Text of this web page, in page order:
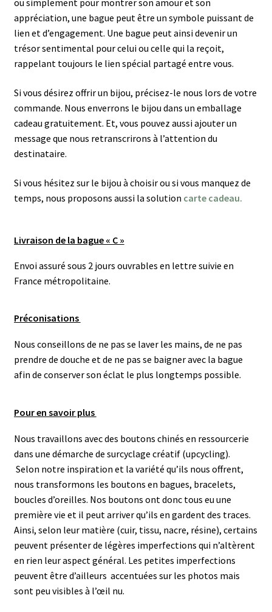
ou simplement pour montrer son amour et son
appréciation, une bague peut être un symbole puissant de
lien et d’engagement. Une bague peut ainsi devenir un
trésor sentimental pour celui ou celle qui la reçoit,
rappelant toujours le lien spécial partagé entre vous.
Si vous désirez offrir un bijou, précisez-le nous lors de votre
commande. Nous enverrons le bijou dans un emballage
cadeau gratuitement. Et, vous pouvez aussi ajouter un
message que nous retranscrirons à l’attention du
destinataire.
Si vous hésitez sur le bijou à choisir ou si vous manquez de
temps, nous proposons aussi la solution carte cadeau.
Livraison de la bague « C »
Envoi assuré sous 2 jours ouvrables en lettre suivie en
France métropolitaine.
Préconisations
Nous conseillons de ne pas se laver les mains, de ne pas
prendre de douche et de ne pas se baigner avec la bague
afin de conserver son éclat le plus longtemps possible.
Pour en savoir plus
Nous travaillons avec des boutons chinés en ressourcerie
dans une démarche de surcyclage créatif (upcycling).
Selon notre inspiration et la variété qu’ils nous offrent,
nous transformons les boutons en bagues, bracelets,
boucles d’oreilles. Nos boutons ont donc tous eu une
première vie et il peut arriver qu’ils en gardent des traces.
Ainsi, selon leur matière (cuir, tissu, nacre, résine), certains
peuvent présenter de légères imperfections qui n’altèrent
en rien leur aspect général. Les petites imperfections
peuvent être d’ailleurs accentuées sur les photos mais
sont peu visibles à l’œil nu.